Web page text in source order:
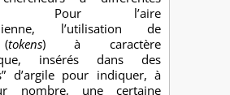
Pour l’aire
l’utilisation de
tokens) à caractère
insérés dans des
d’argile pour indiquer, à
nombre, une certaine